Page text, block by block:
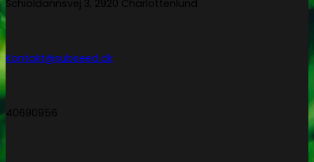
Schioldannsvej 3, 2920 Charlottenlund
Kontakt@subseed.dk
40690956